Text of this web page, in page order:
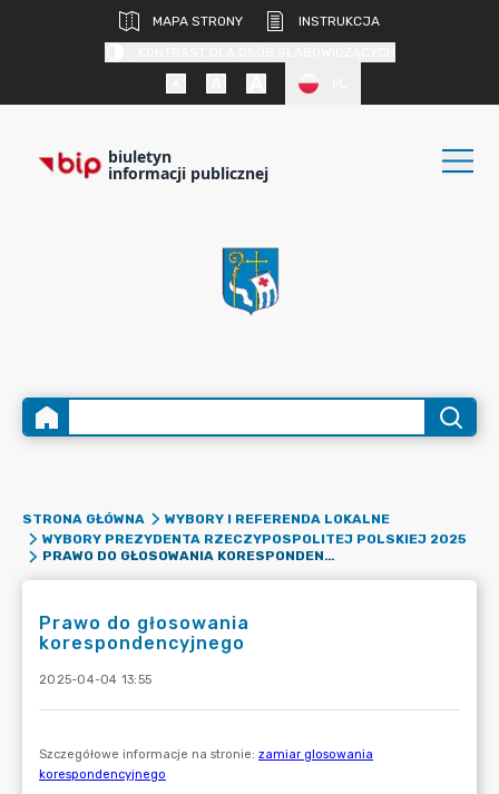
MAPA STRONY
INSTRUKCJA
biuletyn
informacji publicznej
STRONA GŁÓWNA
WYBORY I REFERENDA LOKALNE
WYBORY PREZYDENTA RZECZYPOSPOLITEJ POLSKIEJ 2025
PRAWO DO GŁOSOWANIA KORESPONDENCYJNEGO
Prawo do głosowania
korespondencyjnego
2025-04-04 13:55